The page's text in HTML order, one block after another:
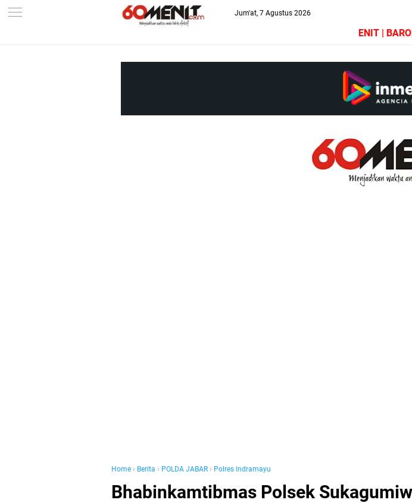
--> Jum'at, 7 Agustus 2026
HARIAN 60 MENIT |
Home › Berita › POLDA JABAR › Polres Indramayu
Bhabinkamtibmas Polsek